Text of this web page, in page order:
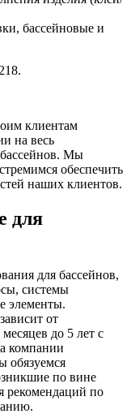
бассейновые и
клиентам
на весь
Мы
обеспечить
наших клиентов.
для
для бассейнов,
системы
элементы.
от
до 5 лет с
компании
обязуемся
по вине
рекомендаций по